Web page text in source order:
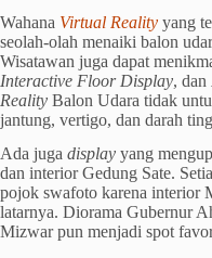
Wahana Virtual Reality yang
seolah-olah menaiki balon
Wisatawan juga dapat
Interactive Floor Display, dan
Reality Balon Udara tidak
jantung, vertigo, dan darah
Ada juga display yang
dan interior Gedung Sate.
pojok swafoto karena interior
latarnya. Diorama Gubernur
Mizwar pun menjadi spot